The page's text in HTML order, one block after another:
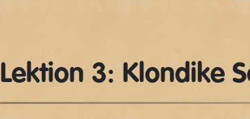
Lektion 3: Klondike